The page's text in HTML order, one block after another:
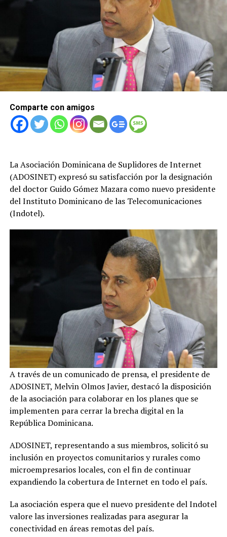
Comparte con amigos
La Asociación Dominicana de Suplidores de Internet
(ADOSINET) expresó su satisfacción por la designación
del doctor Guido Gómez Mazara como nuevo presidente
del Instituto Dominicano de las Telecomunicaciones
(Indotel).
A través de un comunicado de prensa, el presidente de
ADOSINET, Melvin Olmos Javier, destacó la disposición
de la asociación para colaborar en los planes que se
implementen para cerrar la brecha digital en la
República Dominicana.
ADOSINET, representando a sus miembros, solicitó su
inclusión en proyectos comunitarios y rurales como
microempresarios locales, con el fin de continuar
expandiendo la cobertura de Internet en todo el país.
La asociación espera que el nuevo presidente del Indotel
valore las inversiones realizadas para asegurar la
conectividad en áreas remotas del país.